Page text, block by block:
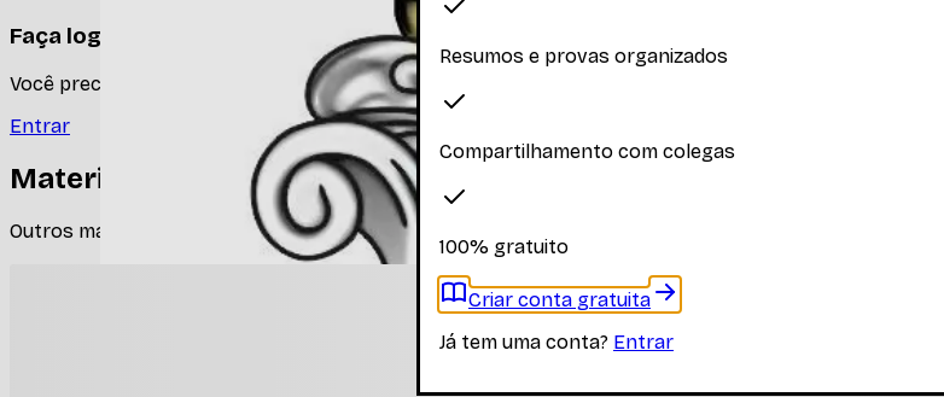
Faça login para ver os materiais
Você precisa estar logado para ver os materiais dessa disciplina
Entrar
Materiais relacionados
Outros materiais que podem te interessar enquanto não há materiais específicos desta disciplina
Resumos e provas organizados
Compartilhamento com colegas
100% gratuito
Criar conta gratuita
Já tem uma conta? Entrar